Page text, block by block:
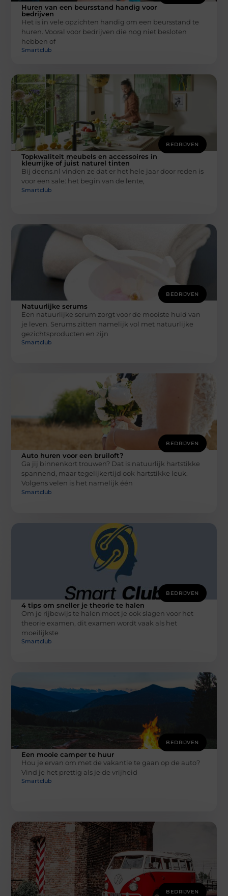
Huren van een beursstand handig voor
bedrijven
Het is in vele opzichten handig om een beursstand te
huren. Vooral voor bedrijven die nog niet besloten
hebben of
Smartclub
BEDRIJVEN
Topkwaliteit meubels en accessoires in
kleurrijke of juist naturel tinten
Bij deens.nl vinden ze dat er het hele jaar door reden is
voor een sale: het begin van de lente,
Smartclub
BEDRIJVEN
Natuurlijke serums
Een natuurlijke serum zorgt voor de mooiste huid van
je leven. Serums zitten namelijk vol met natuurlijke
gezichtsproducten en zijn
Smartclub
BEDRIJVEN
Auto huren voor een bruiloft?
Ga jij binnenkort trouwen? Dat is natuurlijk hartstikke
spannend, maar tegelijkertijd ook hartstikke leuk.
Volgens velen is het namelijk één
Smartclub
BEDRIJVEN
4 tips om sneller je theorie te halen
Om je rijbewijs te halen moet je ook slagen voor het
theorie examen, dit examen wordt vaak als het
moeilijkste
Smartclub
BEDRIJVEN
Een mooie camper te huur
Hou je ervan om met de vakantie te gaan op de auto?
Vind je het prettig als je de vrijheid
Smartclub
BEDRIJVEN